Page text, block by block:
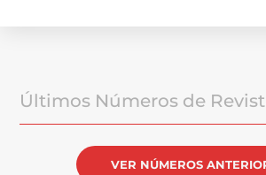
Últimos Números de
VER NÚMEROS